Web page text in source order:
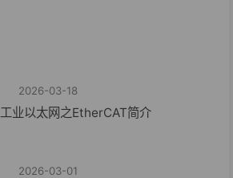
2026-03-18
工业以太网之EtherCAT简介
2026-03-01